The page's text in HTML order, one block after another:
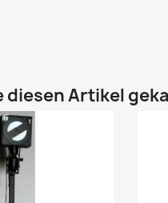
diesen Artikel